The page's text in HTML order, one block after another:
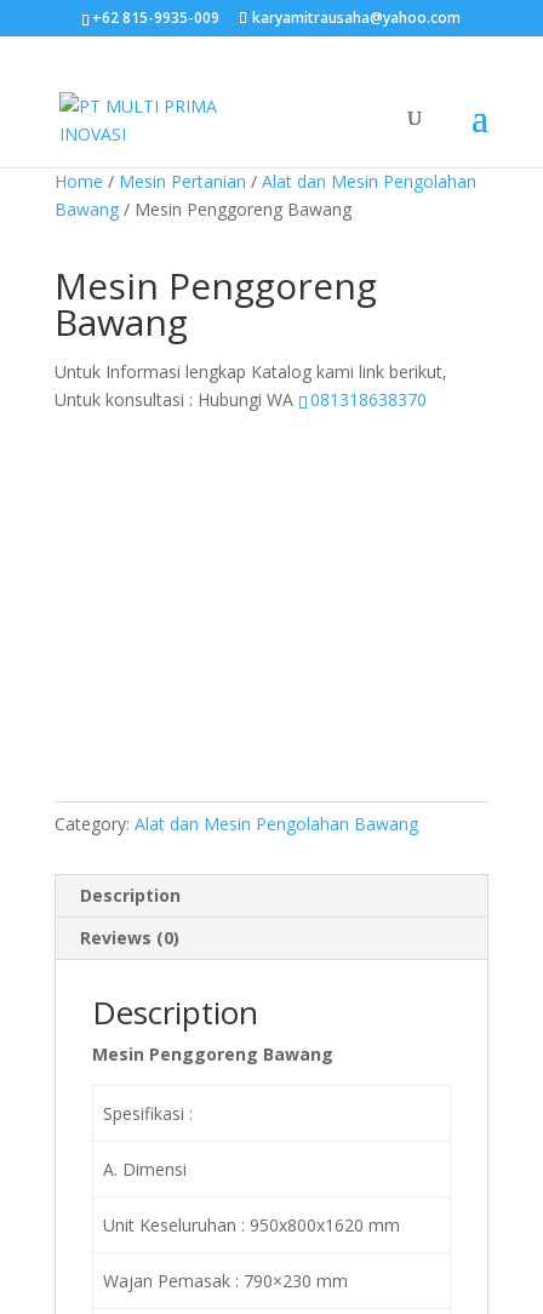
+62 815-9935-009 karyamitrausaha@yahoo.com
Home / Mesin Pertanian / Alat dan Mesin Pengolahan
Bawang/ Mesin Penggoreng Bawang
Mesin Penggoreng
Bawang
Untuk Informasi lengkap Katalog kami link berikut,
Untuk konsultasi : Hubungi WA
081318638370
Category: Alat dan Mesin Pengolahan Bawang
Description
Reviews (0)
Description
Mesin Penggoreng Bawang
Spesifikasi :
A. Dimensi
Unit Keseluruhan : 950x800x1620 mm
Wajan Pemasak : 790×230 mm